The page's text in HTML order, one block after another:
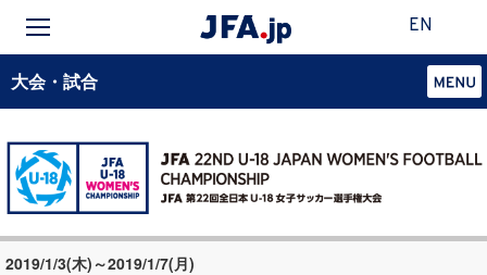
EN
大会・試合
2019/1/3(木)～2019/1/7(月)